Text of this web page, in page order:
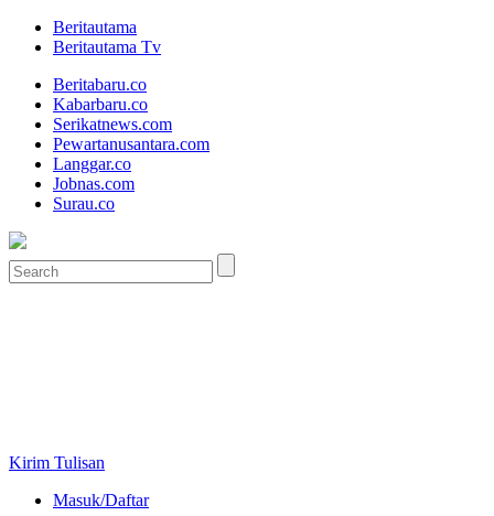
Beritautama
Beritautama Tv
Beritabaru.co
Kabarbaru.co
Serikatnews.com
Pewartanusantara.com
Langgar.co
Jobnas.com
Surau.co
Kirim Tulisan
Masuk/Daftar